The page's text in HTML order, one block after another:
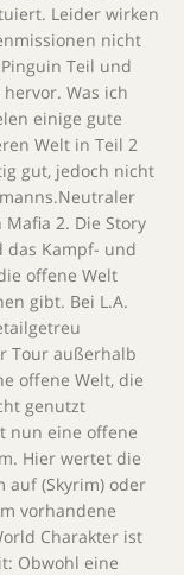
Leider wirken
nicht
Teil und
Was ich
einige gute
Welt in Teil 2
gut, jedoch nicht
2. Die Story
das Kampf- und
offene Welt
gibt. Bei L.A.
Tour außerhalb
offene Welt, die
genutzt
nun eine offene
Hier wertet die
auf (Skyrim) oder
vorhandene
Charakter ist
Obwohl eine